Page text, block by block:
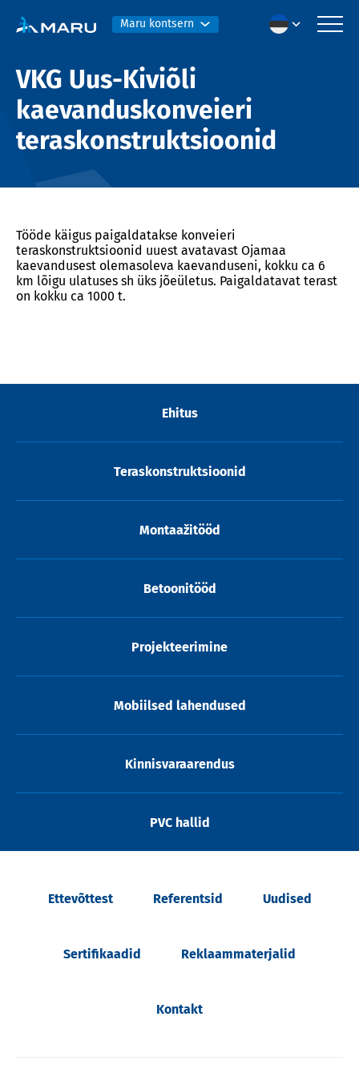
Maru kontsern
VKG Uus-Kiviõli
kaevanduskonveieri
teraskonstruktsioonid
Tööde käigus paigaldatakse konveieri
teraskonstruktsioonid uuest avatavast Ojamaa
kaevandusest olemasoleva kaevanduseni, kokku ca 6
km lõigu ulatuses sh üks jõeületus. Paigaldatavat terast
on kokku ca 1000 t.
Ehitus
Teraskonstruktsioonid
Montaažitööd
Betoonitööd
Projekteerimine
Mobiilsed lahendused
Kinnisvaraarendus
PVC hallid
Ettevõttest Referentsid Uudised
Sertifikaadid Reklaammaterjalid
Kontakt